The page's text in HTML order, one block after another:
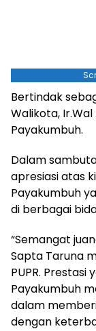
Bertindak
Walikota,
Payakumbuh.
Dalam
apresiasi atas
Payakumbuh
di berbagai
“Semangat
Sapta Taruna
PUPR. Prestasi
Payakumbuh
dalam
dengan